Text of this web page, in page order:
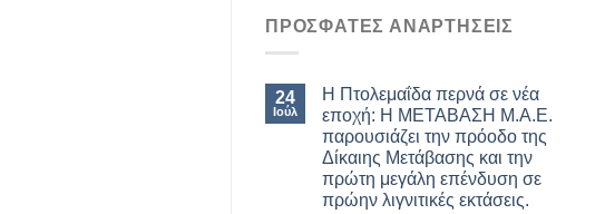
ΠΡΟΣΦΑΤΕΣ ΑΝΑΡΤΗΣΕΙΣ
24
Ιούλ
Η Πτολεμαΐδα περνά σε νέα
εποχή: Η ΜΕΤΑΒΑΣΗ Μ.Α.Ε.
παρουσιάζει την πρόοδο της
Δίκαιης Μετάβασης και την
πρώτη μεγάλη επένδυση σε
πρώην λιγνιτικές εκτάσεις.